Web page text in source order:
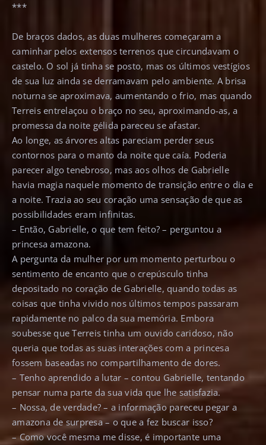
***
De braços dados, as duas mulheres começaram a
caminhar pelos extensos terrenos que circundavam o
castelo. O sol já tinha se posto, mas os últimos vestígios
de sua luz ainda se derramavam pelo ambiente. A brisa
noturna se aproximava, aumentando o frio, mas quando
Terreis entrelaçou o braço no seu, aproximando-as, a
promessa da noite gélida pareceu se afastar.
Ao longe, as árvores altas pareciam perder seus
contornos para o manto da noite que caía. Poderia
parecer algo tenebroso, mas aos olhos de Gabrielle
havia magia naquele momento de transição entre o dia e
a noite. Trazia ao seu coração uma sensação de que as
possibilidades eram infinitas.
– Então, Gabrielle, o que tem feito? – perguntou a
princesa amazona.
A pergunta da mulher por um momento perturbou o
sentimento de encanto que o crepúsculo tinha
depositado no coração de Gabrielle, quando todas as
coisas que tinha vivido nos últimos tempos passaram
rapidamente no palco da sua memória. Embora
soubesse que Terreis tinha um ouvido caridoso, não
queria que todas as suas interações com a princesa
fossem baseadas no compartilhamento de dores.
– Tenho aprendido a lutar – contou Gabrielle, tentando
pensar numa parte da sua vida que lhe satisfazia.
– Nossa, de verdade? – a informação pareceu pegar a
amazona de surpresa – o que a fez buscar isso?
– Como você mesma me disse, é importante uma